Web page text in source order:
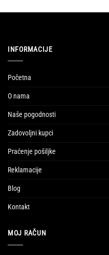
INFORMACIJE
Početna
O nama
Naše pogodnosti
Zadovoljni kupci
Praćenje pošiljke
Reklamacije
Blog
Kontakt
MOJ RAČUN